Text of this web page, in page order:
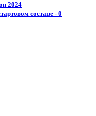
2024
составе - 0